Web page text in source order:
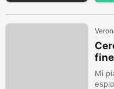
fine
Mi